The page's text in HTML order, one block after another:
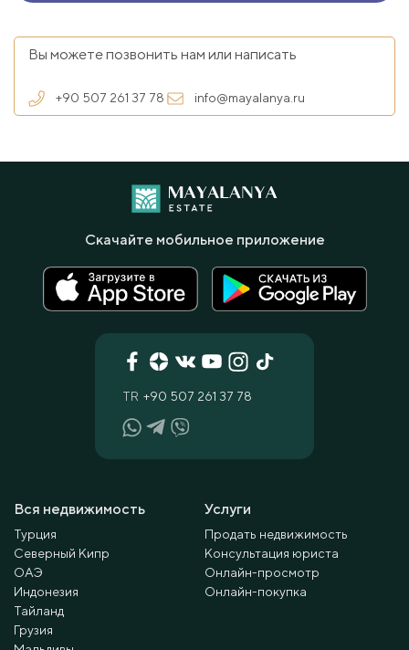
Вы можете позвонить нам или написать
+90 507 261 37 78 info@mayalanya.ru
Вся недвижимость
Турция
Северный Кипр
ОАЭ
Индонезия
Тайланд
Грузия
Услуги
Продать недвижимость
Консультация юриста
Онлайн-просмотр
Онлайн-покупка
TR +90 507 261 37 78
Скачайте мобильное приложение